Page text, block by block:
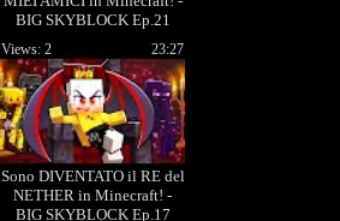
BIG SKYBLOCK Ep.21
Sono DIVENTATO il RE del
NETHER in Minecraft! -
BIG SKYBLOCK Ep.17
23:27
Views: 2